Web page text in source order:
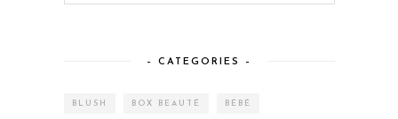
– CATEGORIES –
BLUSH BOX BEAUTÉ BÉBÉ